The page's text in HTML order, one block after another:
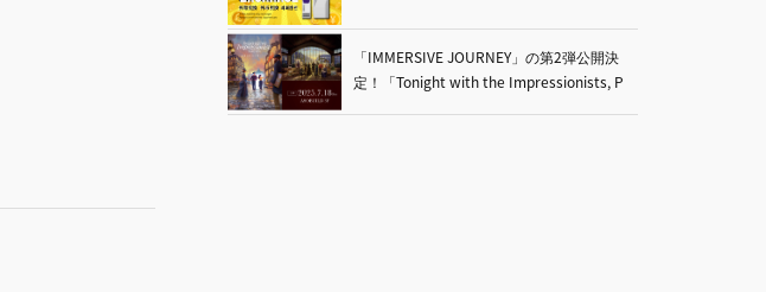
「IMMERSIVE JOURNEY」の第2弾公開決
定！「Tonight with the Impressionists, P